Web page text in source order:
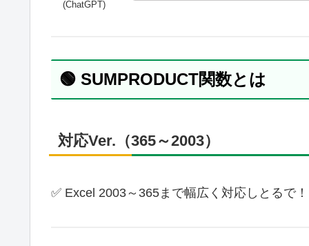
(ChatGPT)
🟢 SUMPRODUCT関数とは
対応Ver.（365～2003）
✅ Excel 2003～365まで幅広く対応しとるで！